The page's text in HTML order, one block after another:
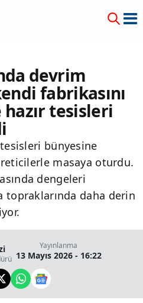
devrim
fabrikasını
tesisleri
bünyesine
masaya oturdu.
dengeleri
topraklarında daha derin
Yayınlanma
13 Mayıs 2026 - 16:22